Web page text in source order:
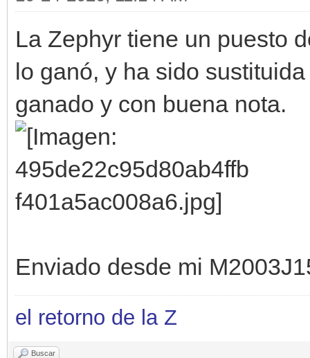
La Zephyr tiene un puesto
lo ganó, y ha sido
ganado y con buena nota.
Enviado desde mi
el retorno de la Z
Buscar